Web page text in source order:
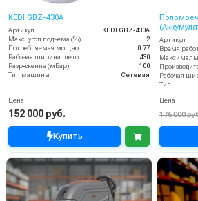
KEDI GBZ-430A
Артикул
KEDI GBZ-430A
Макс. угол подъема (%)
2
Потребляемая мощность (кВт)
0.77
Рабочая ширина щеток (мм)
430
Разряжение (мБар)
100
Тип машины
Сетевая
Цена
152 000 руб.
Купить
Артикул
Рабочая
Тип
Цена
176 000